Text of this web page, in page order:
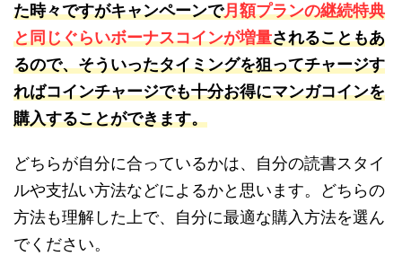
た時々ですがキャンペーンで月額プランの継続特典
と同じぐらいボーナスコインが増量されることもあ
るので、そういったタイミングを狙ってチャージす
ればコインチャージでも十分お得にマンガコインを
購入することができます。
どちらが自分に合っているかは、自分の読書スタイ
ルや支払い方法などによるかと思います。どちらの
方法も理解した上で、自分に最適な購入方法を選ん
でください。